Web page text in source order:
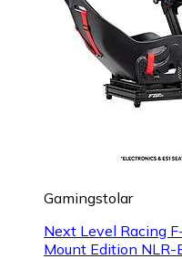
Gamingstolar
Next Level Racing
Mount Edition NLR-